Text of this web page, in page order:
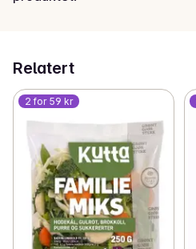
Relatert
2 for 59 kr